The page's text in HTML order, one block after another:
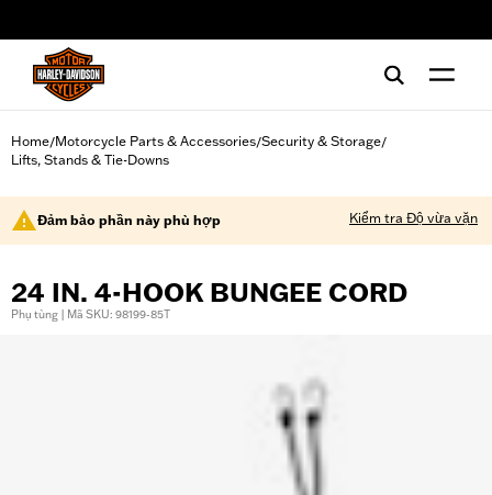
Home/Motorcycle Parts & Accessories/Security & Storage/
Lifts, Stands & Tie-Downs
Đảm bảo phần này phù hợp Kiểm tra Độ vừa vặn
24 IN. 4-HOOK BUNGEE CORD
Phụ tùng | Mã SKU: 98199-85T